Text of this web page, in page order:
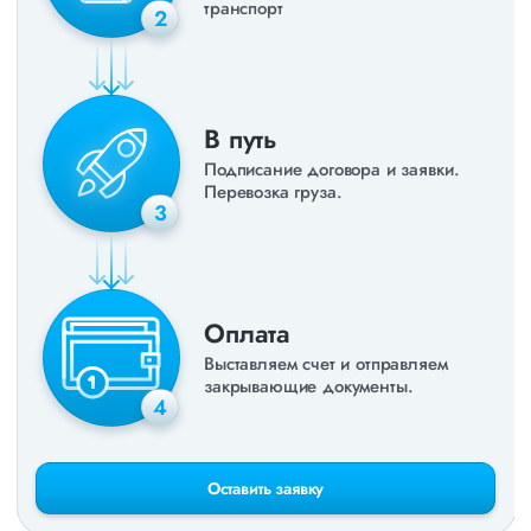
2
транспорт
3
В путь
Подписание договора и заявки.
Перевозка груза.
4
Оплата
Выставляем счет и отправляем
закрывающие документы.
Оставить заявку